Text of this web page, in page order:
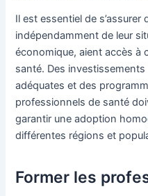
Il est essentiel de s’assurer
indépendamment de leur
économique, aient accès à
santé. Des
adéquates et des
professionnels de santé
garantir une adoption
différentes régions et
Former les